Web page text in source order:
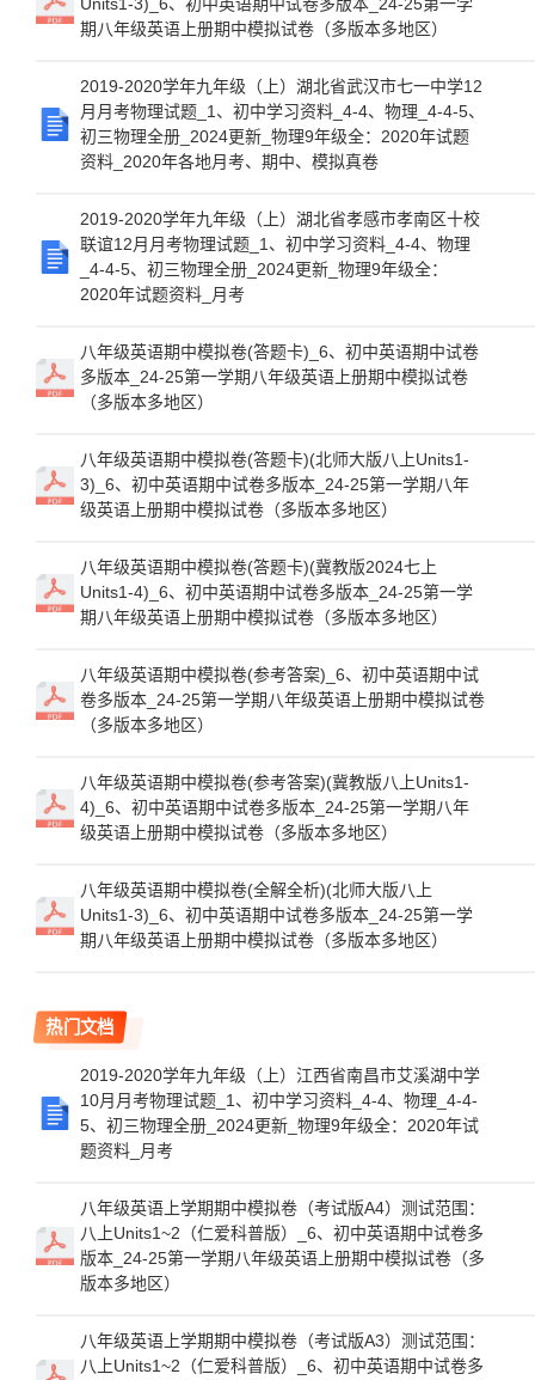
期八年级英语上册期中模拟试卷（多版本多地区）
2019-2020学年九年级（上）湖北省武汉市七一中学12
月月考物理试题_1、初中学习资料_4-4、物理_4-4-5、
初三物理全册_2024更新_物理9年级全：2020年试题
资料_2020年各地月考、期中、模拟真卷
2019-2020学年九年级（上）湖北省孝感市孝南区十校
联谊12月月考物理试题_1、初中学习资料_4-4、物理
_4-4-5、初三物理全册_2024更新_物理9年级全：
2020年试题资料_月考
八年级英语期中模拟卷(答题卡)_6、初中英语期中试卷
多版本_24-25第一学期八年级英语上册期中模拟试卷
（多版本多地区）
八年级英语期中模拟卷(答题卡)(北师大版八上Units1-
3)_6、初中英语期中试卷多版本_24-25第一学期八年
级英语上册期中模拟试卷（多版本多地区）
八年级英语期中模拟卷(答题卡)(冀教版2024七上
Units1-4)_6、初中英语期中试卷多版本_24-25第一学
期八年级英语上册期中模拟试卷（多版本多地区）
八年级英语期中模拟卷(参考答案)_6、初中英语期中试
卷多版本_24-25第一学期八年级英语上册期中模拟试卷
（多版本多地区）
八年级英语期中模拟卷(参考答案)(冀教版八上Units1-
4)_6、初中英语期中试卷多版本_24-25第一学期八年
级英语上册期中模拟试卷（多版本多地区）
八年级英语期中模拟卷(全解全析)(北师大版八上
Units1-3)_6、初中英语期中试卷多版本_24-25第一学
期八年级英语上册期中模拟试卷（多版本多地区）
热门文档
2019-2020学年九年级（上）江西省南昌市艾溪湖中学
10月月考物理试题_1、初中学习资料_4-4、物理_4-4-
5、初三物理全册_2024更新_物理9年级全：2020年试
题资料_月考
八年级英语上学期期中模拟卷（考试版A4）测试范围：
八上Units1~2（仁爱科普版）_6、初中英语期中试卷多
版本_24-25第一学期八年级英语上册期中模拟试卷（多
版本多地区）
八年级英语上学期期中模拟卷（考试版A3）测试范围：
八上Units1~2（仁爱科普版）_6、初中英语期中试卷多